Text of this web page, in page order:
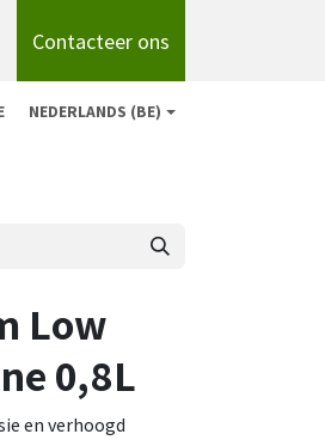
Contacteer ons
NEDERLANDS (BE)
Low
0,8L
en verhoogd